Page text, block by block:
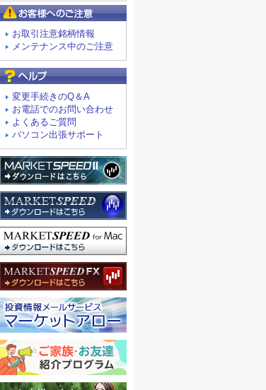
お取引注意銘柄情報
メンテナンス中のご注意
変更手続きのQ＆A
お電話でのお問い合わせ
よくあるご質問
パソコン出張サポート